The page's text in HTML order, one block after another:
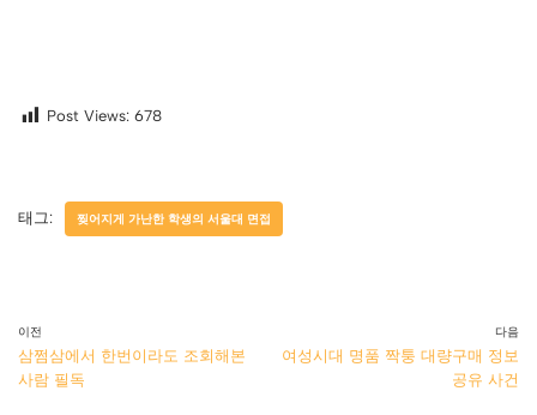
Post Views: 678
태그: 찢어지게 가난한 학생의 서울대 면접
이전
삼쩜삼에서 한번이라도 조회해본
사람 필독
다음
여성시대 명품 짝퉁 대량구매 정보
공유 사건